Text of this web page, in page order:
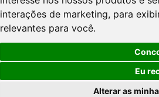
interações de marketing, para
relevantes para você.
Eu
Alterar as